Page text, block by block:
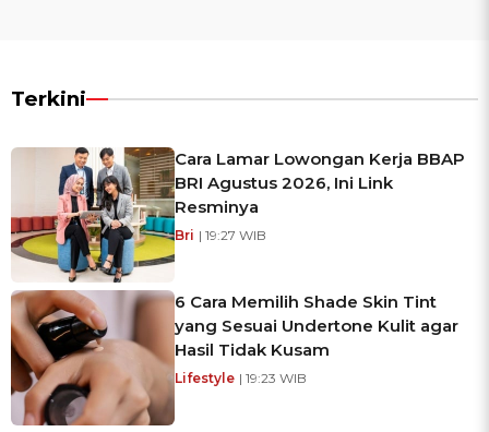
Terkini
Cara Lamar Lowongan Kerja BBAP
BRI Agustus 2026, Ini Link
Resminya
Bri | 19:27 WIB
6 Cara Memilih Shade Skin Tint
yang Sesuai Undertone Kulit agar
Hasil Tidak Kusam
Lifestyle | 19:23 WIB